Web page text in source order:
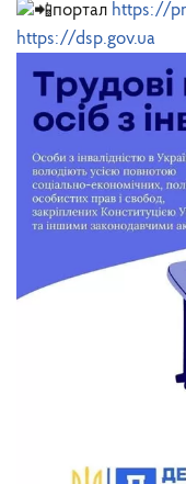
портал https://
https://dsp.gov.ua